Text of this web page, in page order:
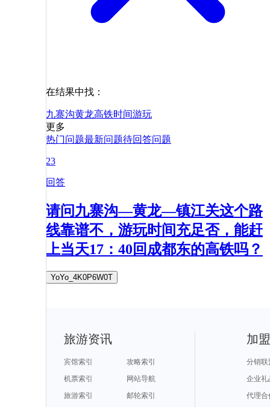
在结果中找：
九寨沟黄龙高铁时间游玩
更多
热门问题最新问题待回答问题
23
回答
请问九寨沟—黄龙—镇江关这个路
线靠谱不，游玩时间充足否，能赶
上当天17：40回成都东的高铁吗？
YoYo_4K0P6W0T
旅游资讯
宾馆索引
攻略索引
机票索引
网站导航
旅游索引
邮轮索引
加
分销联
企业礼
代理合